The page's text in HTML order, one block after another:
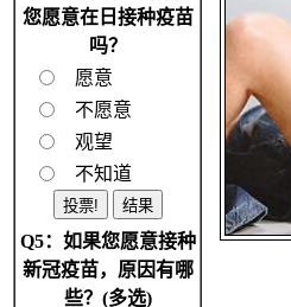
您愿意在日接种疫苗
吗？
愿意
不愿意
观望
不知道
Q5：如果您愿意接种
新冠疫苗，原因有哪
些？(多选)